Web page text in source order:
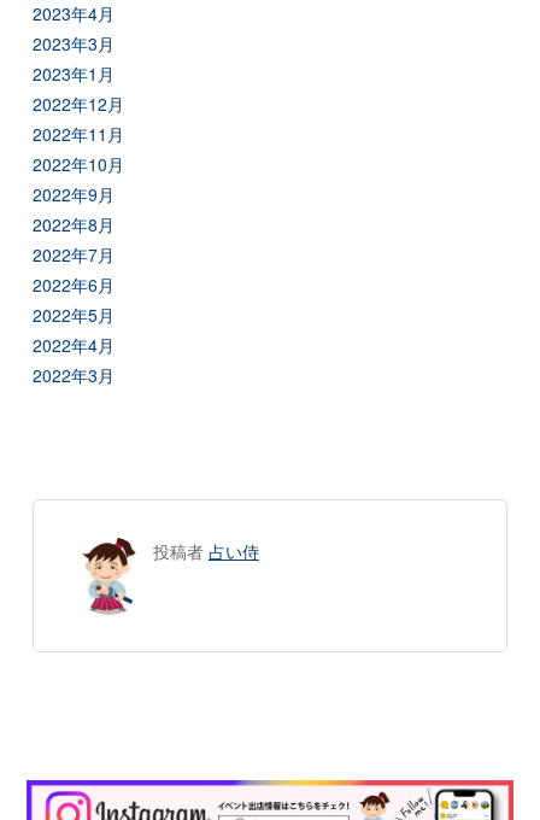
2023年4月
2023年3月
2023年1月
2022年12月
2022年11月
2022年10月
2022年9月
2022年8月
2022年7月
2022年6月
2022年5月
2022年4月
2022年3月
投稿者 占い侍